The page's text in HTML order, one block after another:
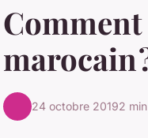
marocain
24 octobre 20192